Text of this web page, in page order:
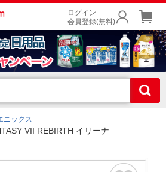
ログイン
会員登録(無料)
ニックス
VII REBIRTH イリーナ